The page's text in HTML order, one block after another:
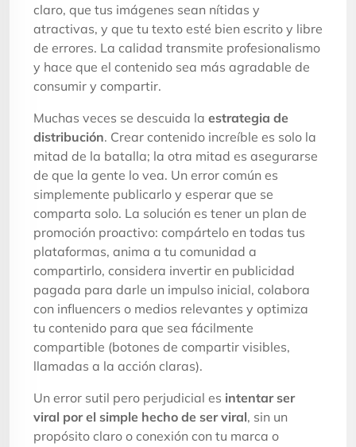
claro, que tus imágenes sean nítidas y
atractivas, y que tu texto esté bien escrito y libre
de errores. La calidad transmite profesionalismo
y hace que el contenido sea más agradable de
consumir y compartir.
Muchas veces se descuida la estrategia de
distribución. Crear contenido increíble es solo la
mitad de la batalla; la otra mitad es asegurarse
de que la gente lo vea. Un error común es
simplemente publicarlo y esperar que se
comparta solo. La solución es tener un plan de
promoción proactivo: compártelo en todas tus
plataformas, anima a tu comunidad a
compartirlo, considera invertir en publicidad
pagada para darle un impulso inicial, colabora
con influencers o medios relevantes y optimiza
tu contenido para que sea fácilmente
compartible (botones de compartir visibles,
llamadas a la acción claras).
Un error sutil pero perjudicial es intentar ser
viral por el simple hecho de ser viral, sin un
propósito claro o conexión con tu marca o